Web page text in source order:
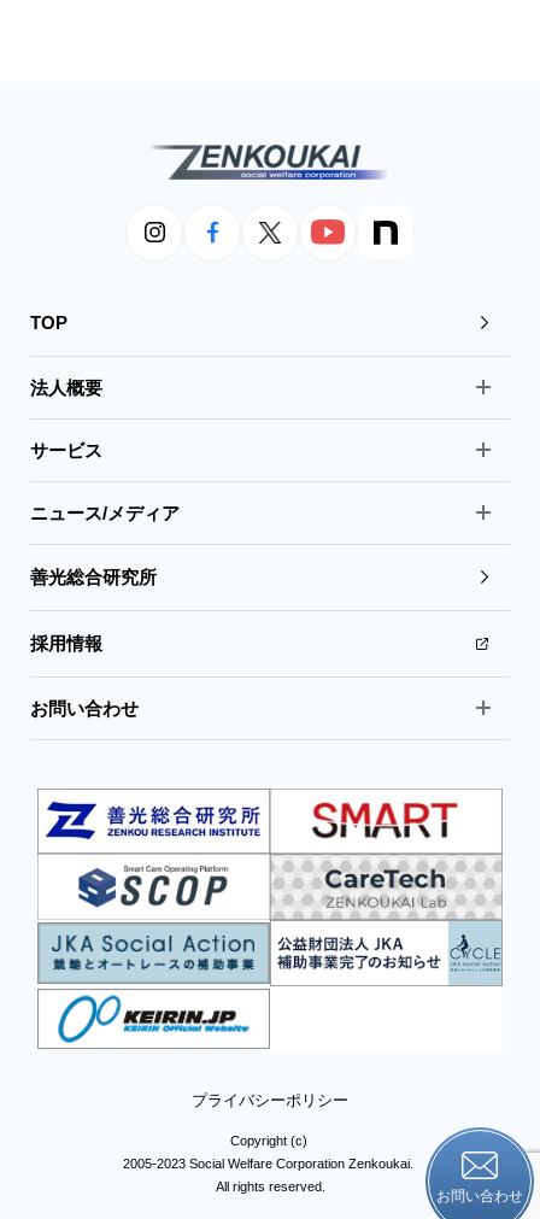
TOP
法人概要
サービス
ニュース/メディア
善光総合研究所
採用情報
お問い合わせ
プライバシーポリシー
Copyright (c)
2005-2023 Social Welfare Corporation Zenkoukai.
All rights reserved.
お問い合わせ